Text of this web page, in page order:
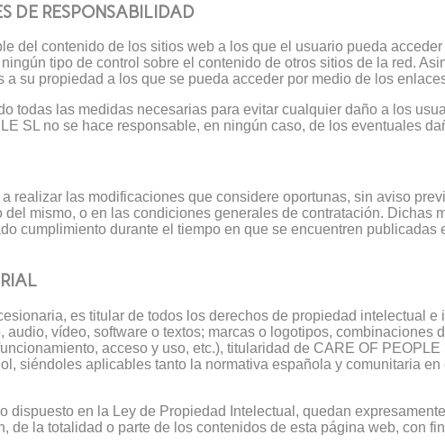
DE RESPONSABILIDAD
del contenido de los sitios web a los que el usuario pueda
tipo de control sobre el contenido de otros sitios de la red.
su propiedad a los que se pueda acceder por medio de los
todas las medidas necesarias para evitar cualquier daño a los
SL no se hace responsable, en ningún caso, de los eventuales
realizar las modificaciones que considere oportunas, sin aviso
mismo, o en las condiciones generales de contratación.
cumplimiento durante el tiempo en que se encuentren
es titular de todos los derechos de propiedad intelectual
vídeo, software o textos; marcas o logotipos,
acceso y uso, etc.), titularidad de CARE OF
siéndoles aplicables tanto la normativa española y comunitaria
dispuesto en la Ley de Propiedad Intelectual, quedan
de la totalidad o parte de los contenidos de esta página web, con